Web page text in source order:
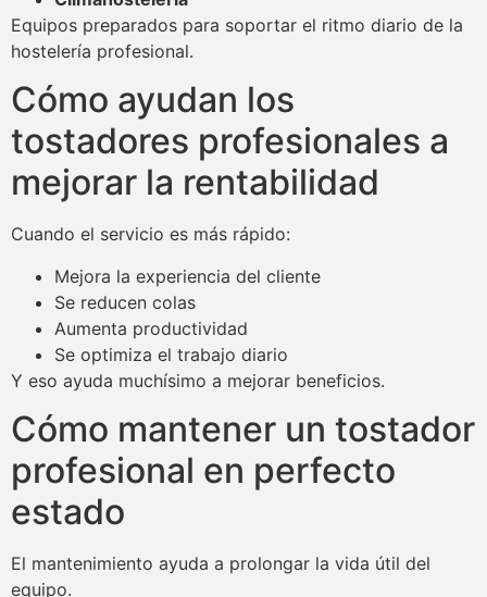
Equipos preparados para soportar el ritmo diario de la
hostelería profesional.
Cómo ayudan los
tostadores profesionales a
mejorar la rentabilidad
Cuando el servicio es más rápido:
Mejora la experiencia del cliente
Se reducen colas
Aumenta productividad
Se optimiza el trabajo diario
Y eso ayuda muchísimo a mejorar beneficios.
Cómo mantener un tostador
profesional en perfecto
estado
El mantenimiento ayuda a prolongar la vida útil del
equipo.